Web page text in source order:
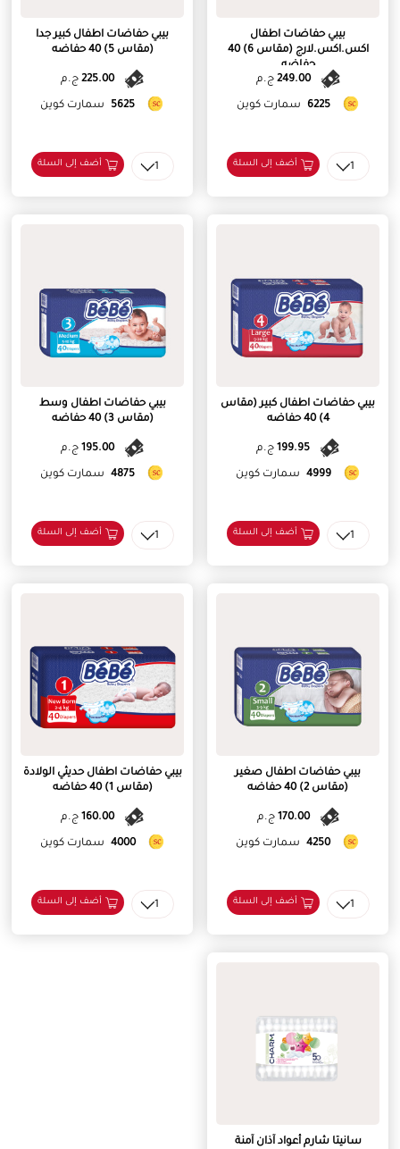
بيبي حفاضات اطفال
اكس.اكس.لارج (مقاس 6) 40
حفاضه
249.00 ج.م
6225 سمارت كوين
1 أضف إلى السلة
بيبي حفاضات اطفال كبير جدا
(مقاس 5) 40 حفاضه
225.00 ج.م
5625 سمارت كوين
1 أضف إلى السلة
بيبي حفاضات اطفال كبير (مقاس
4) 40 حفاضه
199.95 ج.م
4999 سمارت كوين
1 أضف إلى السلة
بيبي حفاضات اطفال وسط
(مقاس 3) 40 حفاضه
195.00 ج.م
4875 سمارت كوين
1 أضف إلى السلة
بيبي حفاضات اطفال صغير
(مقاس 2) 40 حفاضه
170.00 ج.م
4250 سمارت كوين
1 أضف إلى السلة
بيبي حفاضات اطفال حديثي الولادة
(مقاس 1) 40 حفاضه
160.00 ج.م
4000 سمارت كوين
1 أضف إلى السلة
سانيتا شارم أعواد آذان آمنة